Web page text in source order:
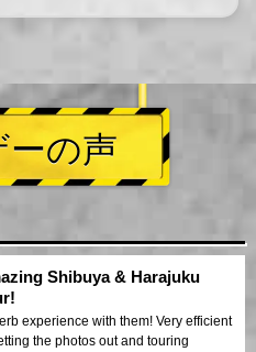
ーの声
Shibuya & Harajuku
experience with them! Very efficient
the photos out and touring